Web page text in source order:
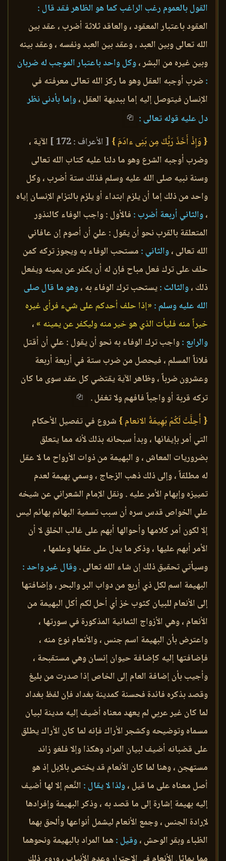
القول بالعموم رغب الراغب كما هو الظاهر فقد قال :
العقود باعتبار المعقود ، والعاقد ثلاثة أضرب ، عقد بين
الله تعالى وبين العبد ، وعقد بين العبد ونفسه ، وعقد بينه
وبين غيره من البشر ،وكل واحد باعتبار الموجب له ضربان
:ضرب أوجبه العقل وهو ما ركز الله تعالى معرفته في
الإنسان فيتوصل إليه إما ببديهة العقل ،وإما بأدنى نظر
دل عليه قوله تعالى :
{ وَإِذْ أَخَذَ رَبُّكَ مِن بَنِى ءادَمَ } [ الأعراف : 172 ]
الآية ،
وضرب أوجبه الشرع وهو ما دلنا عليه كتاب الله تعالى
وسنة نبيه صلى الله عليه وسلم فذلك ستة أضرب ، وكل
واحد من ذلك إما أن يلزم ابتداء أو يلزم بالتزام الإنسان إياه
،والثاني أربعة أضرب : فالأول : واجب الوفاء كالنذور
المتعلقة بالقرب نحو أن يقول : عليّ أن أصوم إن عافاني
الله تعالى ،والثاني : مستحب الوفاء به ويجوز تركه كمن
حلف على ترك فعل مباح فإن له أن يكفر عن يمينه ويفعل
ذلك ،والثالث :يستحب ترك الوفاء به ،وهو ما قال صلى
الله عليه وسلم : «إذا حلف أحدكم على شيء فرأى غيره
خيراً منه فليأت الذي هو خير منه وليكفر عن يمينه » ،
والرابع :واجب ترك الوفاء به نحو أن يقول : علي أن أقتل
فلاناً المسلم ، فيحصل من ضرب ستة في أربعة أربعة
وعشرون ضرباً ، وظاهر الآية يقتضي كل عقد سوى ما كان
تركه قربة أو واجباً فافهم ولا تغفل .
{ أُحِلَّتْ لَكُمْ بَهِيمَةُ الانعام } شروع في تفصيل الأحكام
التي أمر بإيفائها ، وبدأ سبحانه بذلك لأنه مما يتعلق
بضروريات المعاش ، و البهيمة من ذوات الأرواح ما لا عقل
له مطلقاً ، وإلى ذلك ذهب الزجاج ، وسمي بهيمة لعدم
تمييزه وإبهام الأمر عليه . ونقل الإمام الشعراني عن شيخه
علي الخواص قدس سره أن سبب تسمية البهائم بهائم ليس
إلا لكون أمر كلامها وأحوالها أبهم على غالب الخلق لا أن
الأمر أبهم عليها ، وذكر ما يدل على عقلها وعلمها ،
وسيأتي تحقيق ذلك إن شاء الله تعالى .وقال غير واحد :
البهيمة اسم لكل ذي أربع من دواب البر والبحر ، وإضافتها
إلى الأنعام للبيان كثوب خز أي أحل لكم أكل البهيمة من
الأنعام ، وهي الأزواج الثمانية المذكورة في سورتها ،
واعترض بأن البهيمة اسم جنس ، والأنعام نوع منه ،
فإضافتها إليه كإضافة حيوان إنسان وهي مستقبحة ،
وأجيب بأن إضافة العام إلى الخاص إذا صدرت من بليغ
وقصد بذكره فائدة فحسنة كمدينة بغداد فإن لفظ بغداد
لما كان غير عربي لم يعهد معناه أضيف إليه مدينة لبيان
مسماه وتوضيحه وكشجر الأراك فإنه لما كان الأراك يطلق
على قضبانه أضيف لبيان المراد وهكذا وإلا فلغو زائد
مستهجن ، وهنا لما كان الأنعام قد يختص بالإبل إذ هو
أصل معناه على ما قيل ،ولذا لا يقال : النَّعم إلا لها أضيف
إليه بهيمة إشارة إلى ما قصد به ، وذكر البهيمة وإفرادها
لإرادة الجنس ، وجمع الأنعام ليشمل أنواعها وألحق بهما
الظباء وبقر الوحش ،وقيل :هما المراد بالبهيمة ونحوهما